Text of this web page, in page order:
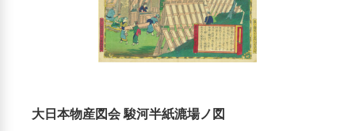
大日本物産図会 駿河半紙漉場ノ図